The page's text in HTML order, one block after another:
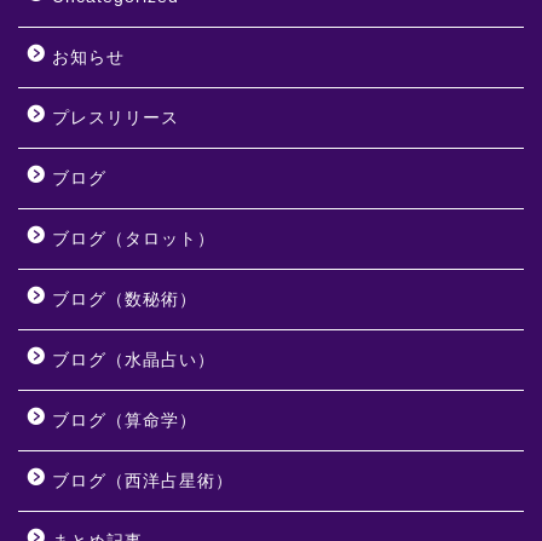
お知らせ
プレスリリース
ブログ
ブログ（タロット）
ブログ（数秘術）
ブログ（水晶占い）
ブログ（算命学）
ブログ（西洋占星術）